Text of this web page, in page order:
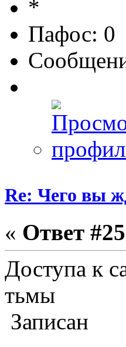
Пафос: 0
Re: Чего вы
« Ответ
Доступа к
тьмы
Записан